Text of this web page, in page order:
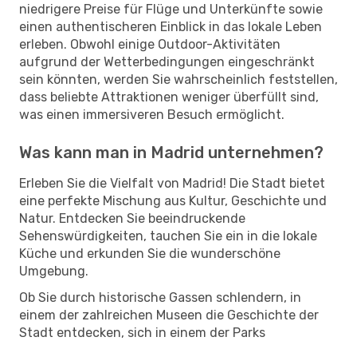
niedrigere Preise für Flüge und Unterkünfte sowie
einen authentischeren Einblick in das lokale Leben
erleben. Obwohl einige Outdoor-Aktivitäten
aufgrund der Wetterbedingungen eingeschränkt
sein könnten, werden Sie wahrscheinlich feststellen,
dass beliebte Attraktionen weniger überfüllt sind,
was einen immersiveren Besuch ermöglicht.
Was kann man in Madrid unternehmen?
Erleben Sie die Vielfalt von Madrid! Die Stadt bietet
eine perfekte Mischung aus Kultur, Geschichte und
Natur. Entdecken Sie beeindruckende
Sehenswürdigkeiten, tauchen Sie ein in die lokale
Küche und erkunden Sie die wunderschöne
Umgebung.
Ob Sie durch historische Gassen schlendern, in
einem der zahlreichen Museen die Geschichte der
Stadt entdecken, sich in einem der Parks